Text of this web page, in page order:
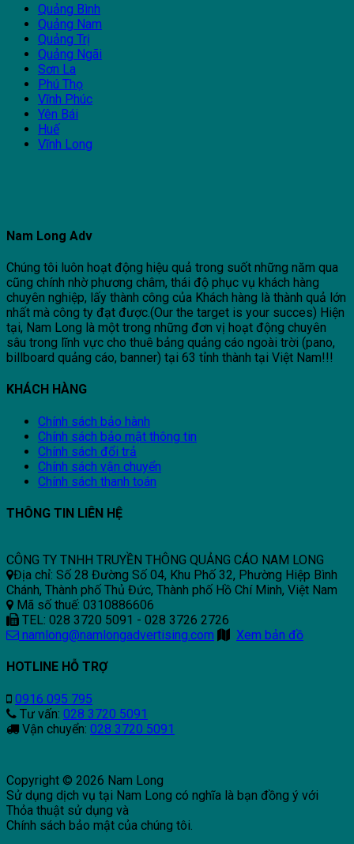
Quảng Bình
Quảng Nam
Quảng Trị
Quảng Ngãi
Sơn La
Phú Thọ
Vĩnh Phúc
Yên Bái
Huế
Vĩnh Long
Nam Long Adv
Chúng tôi luôn hoạt động hiệu quả trong suốt những năm qua
cũng chính nhờ phương châm, thái độ phục vụ khách hàng
chuyên nghiệp, lấy thành công của Khách hàng là thành quả lớn
nhất mà công ty đạt được.(Our the target is your succes) Hiện
tại, Nam Long là một trong những đơn vị hoạt động chuyên
sâu trong lĩnh vực cho thuê bảng quảng cáo ngoài trời (pano,
billboard quảng cáo, banner) tại 63 tỉnh thành tại Việt Nam!!!
KHÁCH HÀNG
Chính sách bảo hành
Chính sách bảo mật thông tin
Chính sách đổi trả
Chính sách vận chuyển
Chính sách thanh toán
THÔNG TIN LIÊN HỆ
CÔNG TY TNHH TRUYỀN THÔNG QUẢNG CÁO NAM LONG
Địa chỉ: Số 28 Đường Số 04, Khu Phố 32, Phường Hiệp Bình
Chánh, Thành phố Thủ Đức, Thành phố Hồ Chí Minh, Việt Nam
Mã số thuế: 0310886606
TEL: 028 3720 5091 - 028 3726 2726
namlong@namlongadvertising.com
Xem bản đồ
HOTLINE HỖ TRỢ
0916 095 795
Tư vấn: 028 3720 5091
Vận chuyển: 028 3720 5091
Copyright © 2026 Nam Long
Sử dụng dịch vụ tại Nam Long có nghĩa là bạn đồng ý với
Thỏa thuật sử dụng và
Chính sách bảo mật của chúng tôi.